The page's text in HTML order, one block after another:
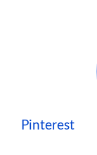
Pinterest